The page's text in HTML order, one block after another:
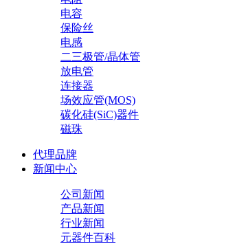
电容
保险丝
电感
二三极管/晶体管
放电管
连接器
场效应管(MOS)
碳化硅(SiC)器件
磁珠
代理品牌
新闻中心
公司新闻
产品新闻
行业新闻
元器件百科